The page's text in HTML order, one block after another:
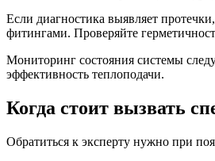
Если диагностика выявляет
фитингами. Проверяйте
Мониторинг состояния системы
эффективность теплоподачи.
Когда стоит вызвать
Обратиться к эксперту нужно при